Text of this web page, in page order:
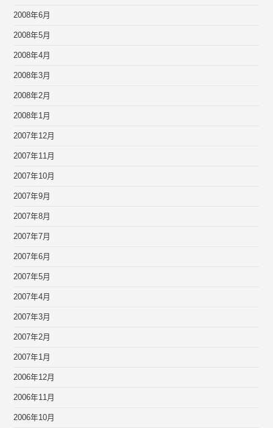
2008年6月
2008年5月
2008年4月
2008年3月
2008年2月
2008年1月
2007年12月
2007年11月
2007年10月
2007年9月
2007年8月
2007年7月
2007年6月
2007年5月
2007年4月
2007年3月
2007年2月
2007年1月
2006年12月
2006年11月
2006年10月